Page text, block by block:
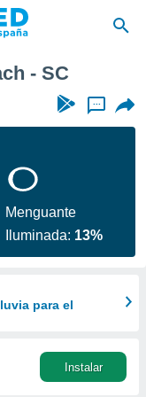
- SC
...
Menguante
Iluminada: 13%
para el
Instalar